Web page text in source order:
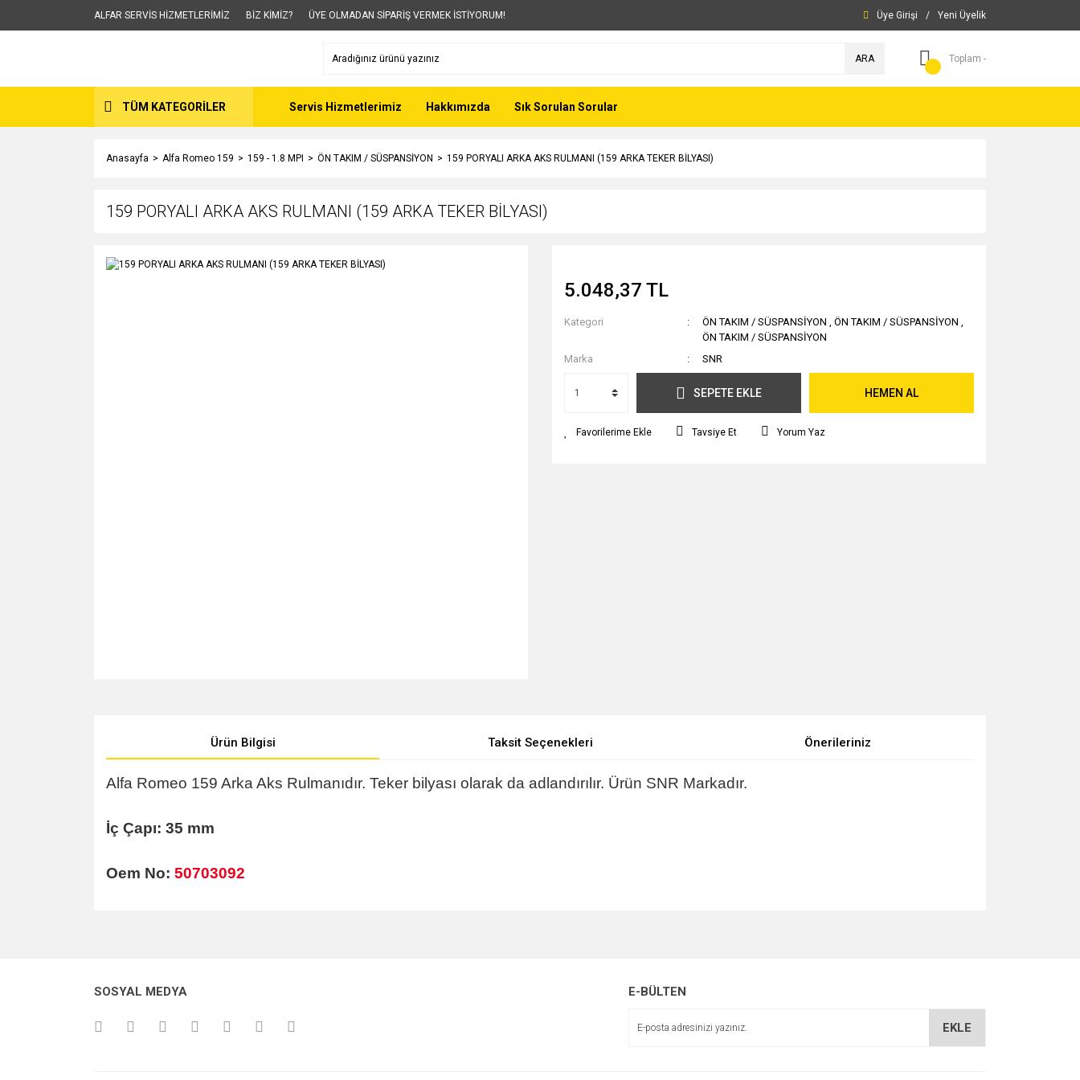
ALFAR SERVİS HİZMETLERİMİZ BİZ KİMİZ? ÜYE OLMADAN SİPARİŞ VERMEK İSTİYORUM! Üye Girişi / Yeni Üyelik
ARA Toplam -
TÜM KATEGORİLER Servis Hizmetlerimiz Hakkımızda Sık Sorulan Sorular
Anasayfa Alfa Romeo 159 159 - 1.8 MPI ÖN TAKIM / SÜSPANSİYON 159 PORYALI ARKA AKS RULMANI (159 ARKA TEKER BİLYASI)
159 PORYALI ARKA AKS RULMANI (159 ARKA TEKER BİLYASI)
5.048,37 TL
Kategori ÖN TAKIM / SÜSPANSİYON , ÖN TAKIM / SÜSPANSİYON ,
ÖN TAKIM / SÜSPANSİYON
Marka
SNR
SEPETE EKLE HEMEN AL
Tavsiye Et Yorum Yaz
Ürün Bilgisi Taksit Seçenekleri Önerileriniz
Alfa Romeo 159 Arka Aks Rulmanıdır. Teker bilyası olarak da adlandırılır. Ürün SNR Markadır.
İç Çapı: 35 mm
Oem No: 50703092
Ürün açıklamasında eksik bilgiler bulunuyor.
SOSYAL MEDYA E-BÜLTEN
EKLE